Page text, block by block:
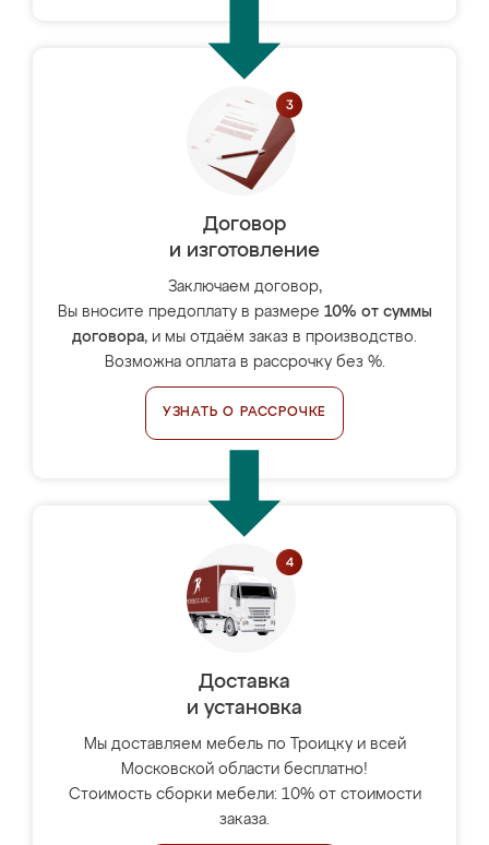
Договор
и изготовление
Заключаем договор,
Вы вносите предоплату в размере 10% от суммы
договора, и мы отдаём заказ в производство.
Возможна оплата в рассрочку без %.
УЗНАТЬ О РАССРОЧКЕ
Доставка
и установка
Мы доставляем мебель по Троицку и всей
Московской области бесплатно!
Стоимость сборки мебели: 10% от стоимости
заказа.